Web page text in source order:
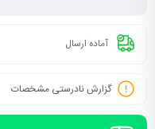
آماده ارسال
گزارش نادرستی مشخصات